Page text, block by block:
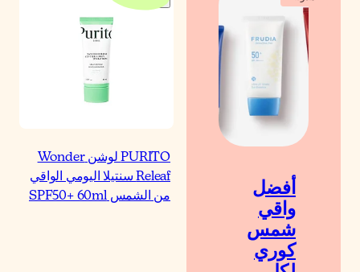
Releaf سنتيلا اليومي الواقي